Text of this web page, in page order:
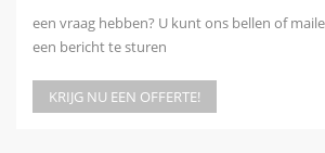
een vraag hebben? U kunt ons bellen of
een bericht te sturen
KRIJG NU EEN OFFERTE!